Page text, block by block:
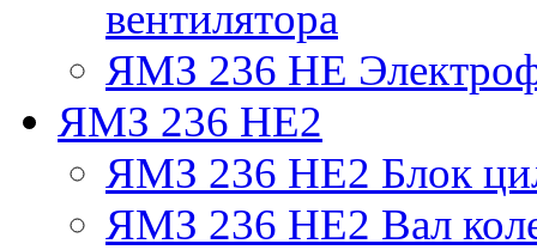
вентилятора
ЯМЗ 236 НЕ
ЯМЗ 236 НЕ2
ЯМЗ 236 НЕ2 Блок
ЯМЗ 236 НЕ2 Вал